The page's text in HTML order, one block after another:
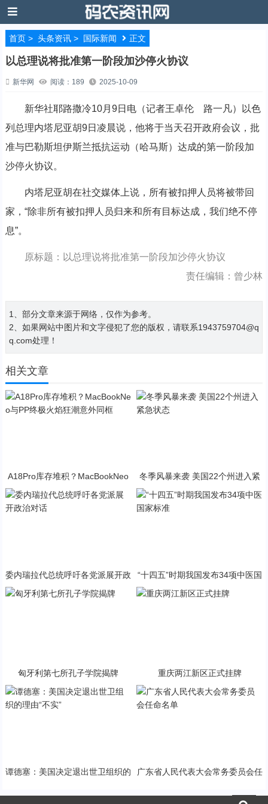
首页> 头条资讯> 国际新闻 正文
以总理说将批准第一阶段加沙停火协议
新华网 阅读：189 2025-10-09
新华社耶路撒冷10月9日电（记者王卓伦 路一凡）以色
列总理内塔尼亚胡9日凌晨说，他将于当天召开政府会议，批
准与巴勒斯坦伊斯兰抵抗运动（哈马斯）达成的第一阶段加
沙停火协议。
内塔尼亚胡在社交媒体上说，所有被扣押人员将被带回
家，“除非所有被扣押人员归来和所有目标达成，我们绝不停
息”。
原标题：以总理说将批准第一阶段加沙停火协议
责任编辑：曾少林
1、部分文章来源于网络，仅作为参考。
2、如果网站中图片和文字侵犯了您的版权，请联系1943759704@q
q.com处理！
相关文章
A18Pro库存堆积？MacBookNeo
与PP终极火焰狂潮意外同框
冬季风暴来袭 美国22个州进入紧
急状态
委内瑞拉代总统呼吁各党派展开政
“十四五”时期我国发布34项中医国
匈牙利第七所孔子学院揭牌 重庆两江新区正式挂牌
谭德塞：美国决定退出世卫组织的
广东省人民代表大会常务委员会任